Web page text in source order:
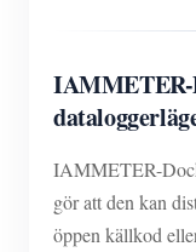
IAMMETER-
gör att den kan
öppen källkod